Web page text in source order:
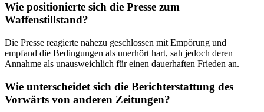
Wie positionierte sich die Presse zum
Waffenstillstand?
Die Presse reagierte nahezu geschlossen mit Empörung und
empfand die Bedingungen als unerhört hart, sah jedoch deren
Annahme als unausweichlich für einen dauerhaften Frieden an.
Wie unterscheidet sich die Berichterstattung des
Vorwärts von anderen Zeitungen?